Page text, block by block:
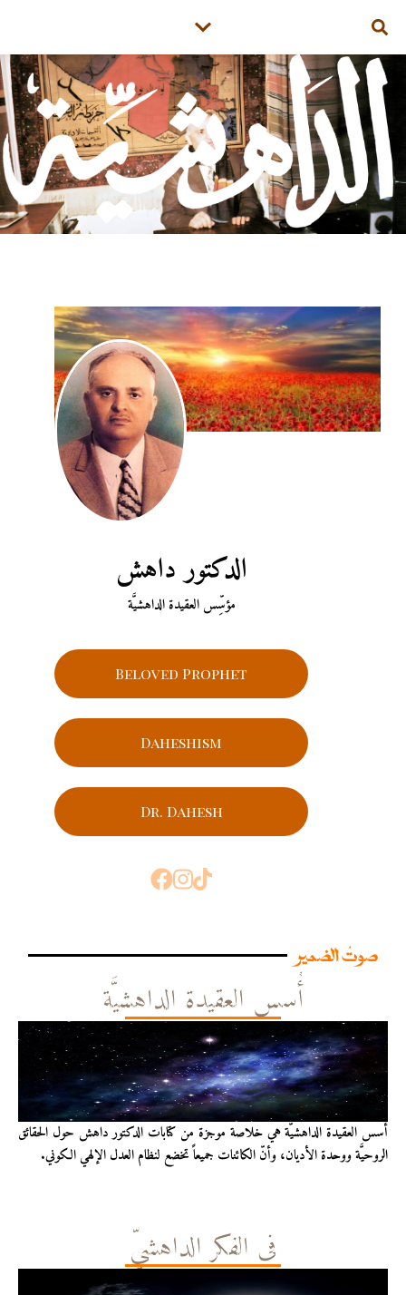
الدكتور داهش
مؤسِّس العقيدة الداهشيَّة
Beloved Prophet
Daheshism
Dr. Dahesh
صوتُ الضمير
أُسس العقيدة الداهشيَّة
أُسس العقيدة الداهشيّة هي خلاصة موجزة من كتابات الدكتور داهش حول الحقائق
الروحيَّة ووحدة الأديان، وأنّ الكائنات جميعاً تخضع لنظام العدل الإلهي الكوني.
في الفكر الداهشيّ